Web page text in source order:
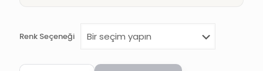
Renk Seçeneği